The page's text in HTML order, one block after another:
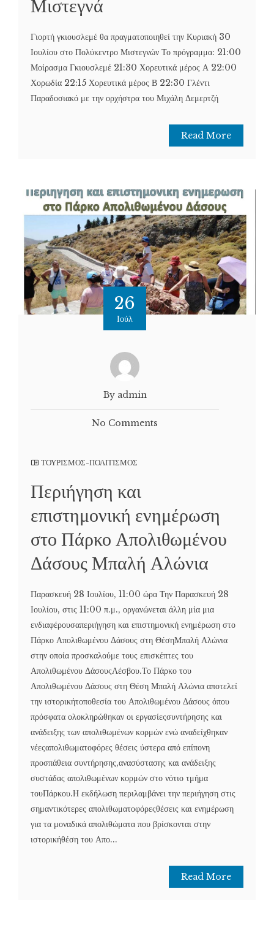
Μιστεγνά
Γιορτή γκιουσλεμέ θα πραγματοποιηθεί την Κυριακή 30
Ιουλίου στο Πολύκεντρο Μιστεγνών Το πρόγραμμα: 21:00
Μοίρασμα Γκιουσλεμέ 21:30 Χορευτικά μέρος Α 22:00
Χορωδία 22:15 Χορευτικά μέρος Β 22:30 Γλέντι
Παραδοσιακό με την ορχήστρα του Μιχάλη Δεμερτζή
Read More
26
Ιούλ
By admin
No Comments
ΤΟΥΡΙΣΜΟΣ-ΠΟΛΙΤΙΣΜΟΣ
Περιήγηση και
επιστημονική ενημέρωση
στο Πάρκο Απολιθωμένου
Δάσους Μπαλή Αλώνια
Παρασκευή 28 Ιουλίου, 11:00 ώρα Την Παρασκευή 28
Ιουλίου, στις 11:00 π.μ., οργανώνεται άλλη μία μια
ενδιαφέρουσαπεριήγηση και επιστημονική ενημέρωση στο
Πάρκο Απολιθωμένου Δάσους στη ΘέσηΜπαλή Αλώνια
στην οποία προσκαλούμε τους επισκέπτες του
Απολιθωμένου ΔάσουςΛέσβου.Το Πάρκο του
Απολιθωμένου Δάσους στη Θέση Μπαλή Αλώνια αποτελεί
την ιστορικήτοποθεσία του Απολιθωμένου Δάσους όπου
πρόσφατα ολοκληρώθηκαν οι εργασίεςσυντήρησης και
ανάδειξης των απολιθωμένων κορμών ενώ αναδείχθηκαν
νέεςαπολιθωματοφόρες θέσεις ύστερα από επίπονη
προσπάθεια συντήρησης,ανασύστασης και ανάδειξης
συστάδας απολιθωμένων κορμών στο νότιο τμήμα
τουΠάρκου.Η εκδήλωση περιλαμβάνει την περιήγηση στις
σημαντικότερες απολιθωματοφόρεςθέσεις και ενημέρωση
για τα μοναδικά απολιθώματα που βρίσκονται στην
ιστορικήθέση του Απο...
Read More